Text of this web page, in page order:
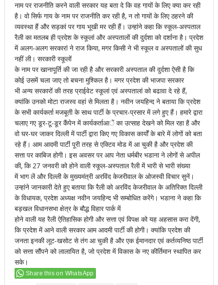
नाम पर राजनीति करने वाली सरकार यह बता दे कि वह गायों के लिए क्या कर रही
है। वो सिर्फ गाय के नाम पर राजनीति कर रही है, न तो गायों के लिए ठहरने की
व्यवस्था हैं और सड़कां पर गाय भूखी मर रही हैं। उन्हांने कहा कि स्कूल-अस्पताल
रैली का मतलब ही प्रदेश के स्कूलां और अस्पतालों की दुर्दशा को दर्शाना है। प्रदेश
में अलग-अलग सरकारां ने राज किया, मगर किसी ने भी स्कूल व अस्पतालों की सुध
नहीं ली। सरकारी स्कूलों
के नाम पर खानापूर्ति की जा रही है और सरकारी अस्पताल की दुर्दशा ऐसी है कि
कोई उसमें चला जाए तो बचना मुश्किल है। मगर प्रदेश की भाजपा सरकार
भी अन्य सरकारों की तरह प्राईवेट स्कूलां एवं अस्पतालां को बढावा दे रहे हैं,
क्यांकि उनको मोटा राजस्व वहां से मिलता है। नवीन जयहिन्द ने बताया कि प्रदेश
के सभी कार्यकर्ता मजबूती के साथ पार्टी के प्रचार-प्रसार में लगे हुए हैं। हमारे द्वारा
चलाए गए डूर-टू-डूर कैंपेन में कार्यकर्ताआें का उत्साह देखने को मिल रहा है और
वो घर-घर जाकर दिल्ली में पार्टी द्वारा किए गए विकास कार्यों के बारे में लोगों को बता
रहे हैं। आम आदमी पार्टी पूरी तरह से एक्टिव मोड में आ चुकी है और प्रदेश की
सत्ता पर काबिज होगी। इस अवसर पर आप नेता धर्मबीर भडाना ने लोगों से अपील
की, कि 27 जनवरी को होने वाली स्कूल-अस्पताल रैली में भारी से भारी संख्या
में भाग लें और दिल्ली के मुख्यमंत्री अरविंद केजरीवाल के ओजस्वी विचार सुनें।
उन्हांने जानकारी देते हुए बताया कि रैली को अरविंद केजरीवाल के अतिरिक्त दिल्ली
के विधायक, प्रदेश अध्यक्ष नवीन जयहिन्द भी सम्बोधित करेंगे। भडाना ने कहा कि
बड़खल विधानसभा क्षेत्र के बौद्ध विहार पार्क में
होने वाली यह रैली ऐतिहासिक होगी और सत्ता एवं विपक्ष को यह अहसास करा देंगी,
कि प्रदेश में आने वाली सरकार आम आदमी पार्टी की होगी। क्यांकि प्रदेश की
जनता इनकी लूट-खसोट से तंग आ चुकी है और एक ईमानदार एवं कर्तव्यनिष्ठ पार्टी
को सत्ता सौंपने को लालायित है, जो प्रदेश में विकास के नए कीर्तिमान स्थापित कर
सके।
Share this on WhatsApp